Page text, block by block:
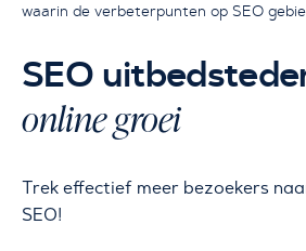
waarin de verbeterpunten op SEO
SEO
online groei
Trek effectief meer bezoekers
SEO!